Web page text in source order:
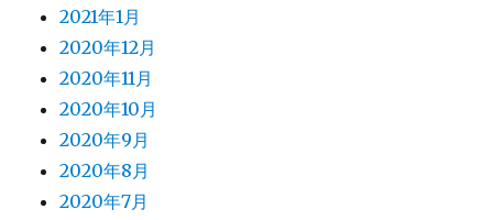
2021年1月
2020年12月
2020年11月
2020年10月
2020年9月
2020年8月
2020年7月